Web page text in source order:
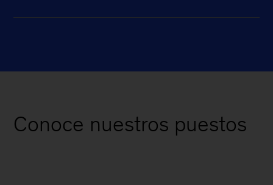
Conoce nuestros puestos